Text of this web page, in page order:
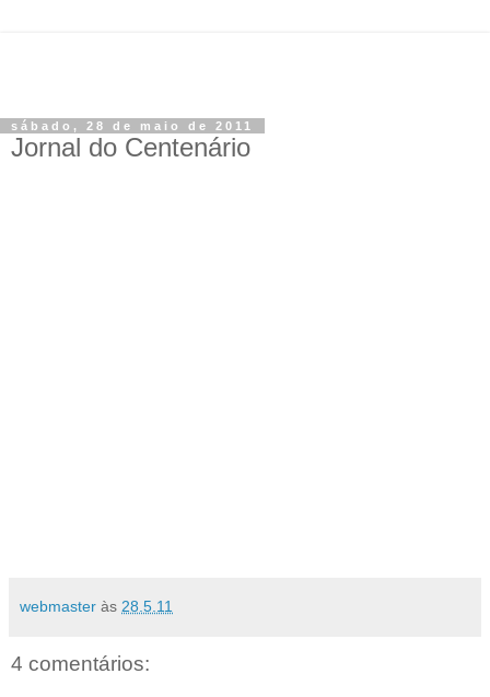
sábado, 28 de maio de 2011
Jornal do Centenário
webmaster às 28.5.11
4 comentários: